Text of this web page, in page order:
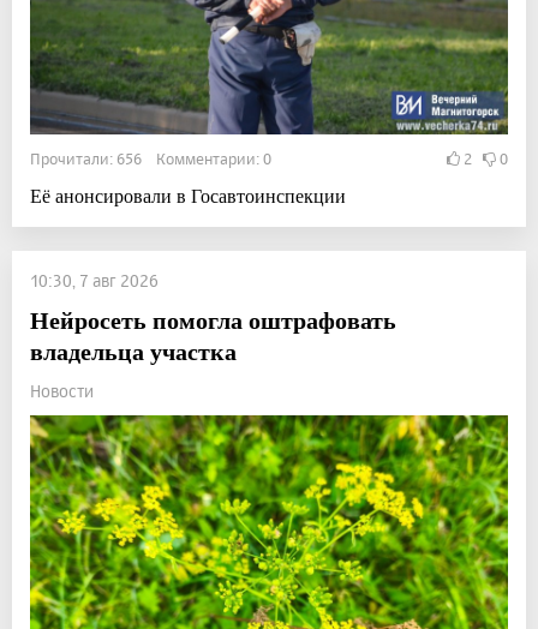
Прочитали: 656 Комментарии: 0 2 0
Её анонсировали в Госавтоинспекции
10:30, 7 авг 2026
Нейросеть помогла оштрафовать
владельца участка
Новости